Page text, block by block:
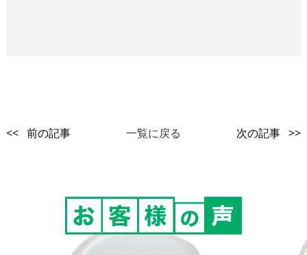
<< 前の記事 一覧に戻る 次の記事 >>